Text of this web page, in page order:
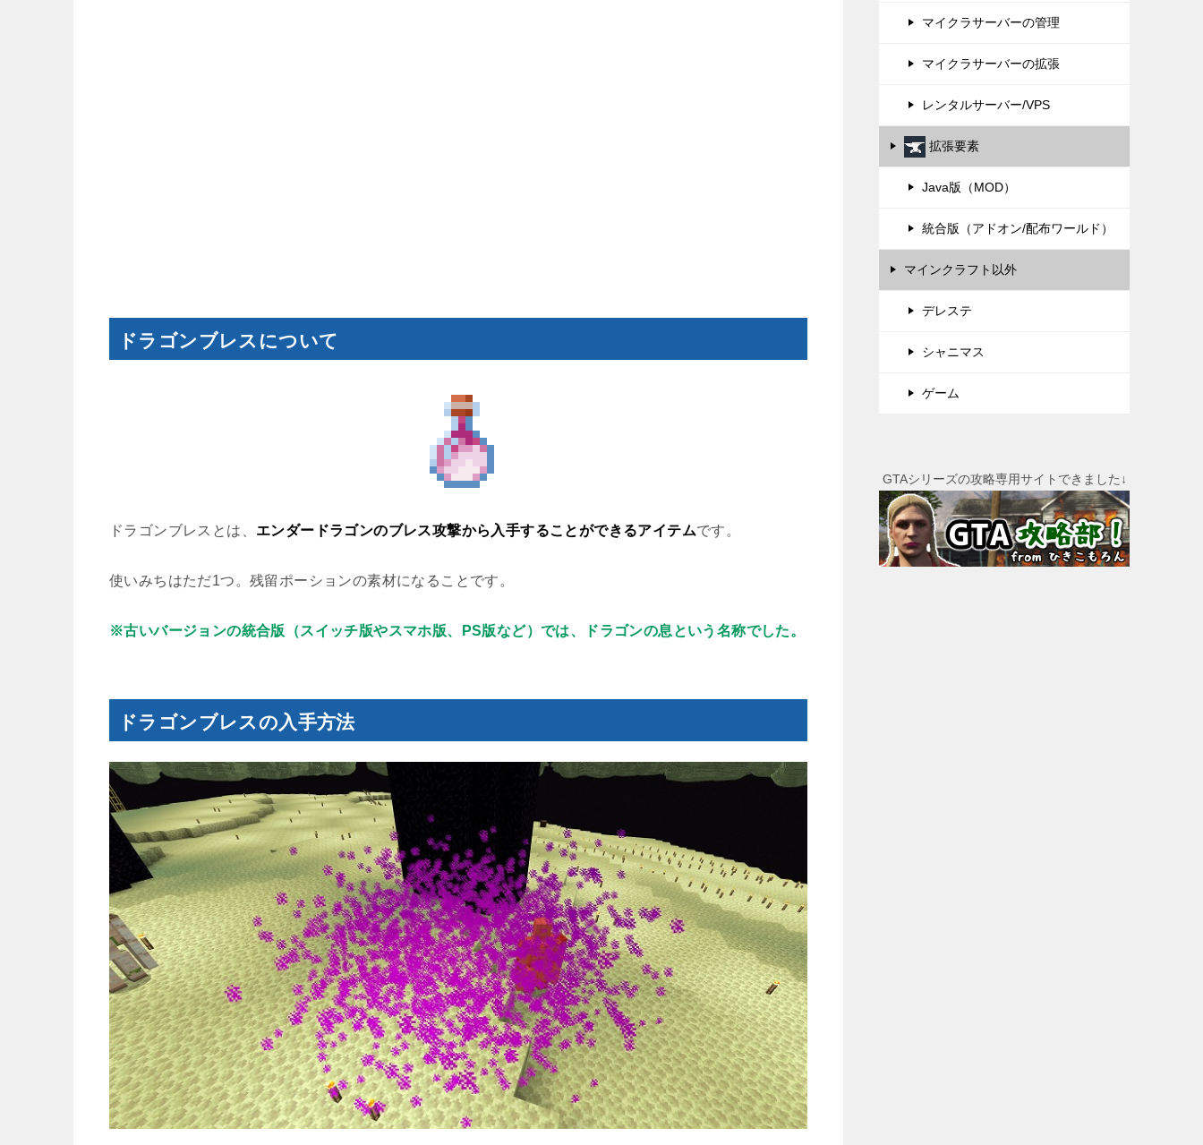
ドラゴンブレスについて
ドラゴンブレスとは、 エンダードラゴンのブレス攻撃から入手することができるアイテムです。
使いみちはただ1つ。残留ポーションの素材になることです。
※古いバージョンの統合版（スイッチ版やスマホ版、PS版など）では、ドラゴンの息という名称でした。
ドラゴンブレスの入手方法
マイクラサーバーの管理
マイクラサーバーの拡張
レンタルサーバー/VPS
拡張要素
Java版（MOD）
統合版（アドオン/配布ワールド）
マインクラフト以外
デレステ
シャニマス
ゲーム
GTAシリーズの攻略専用サイトできました↓